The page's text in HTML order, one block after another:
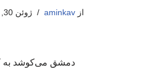
ازaminkav ژوئن 30, 2026
دمشق می‌کوشد به